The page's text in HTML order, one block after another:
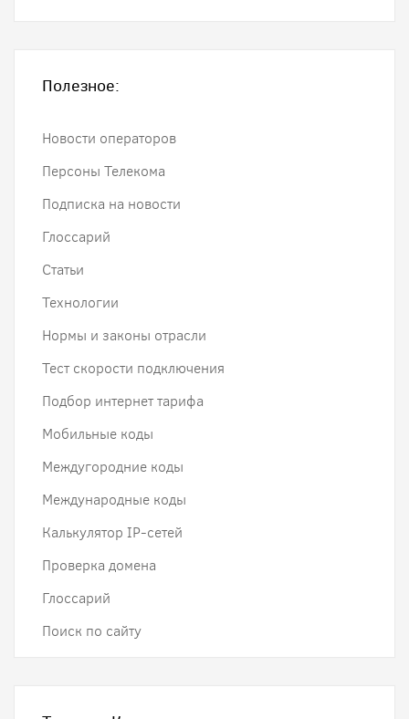
Полезное:
Новости операторов
Персоны Телекома
Подписка на новости
Глоссарий
Статьи
Технологии
Нормы и законы отрасли
Тест скорости подключения
Подбор интернет тарифа
Мобильные коды
Междугородние коды
Международные коды
Калькулятор IP-сетей
Проверка домена
Глоссарий
Поиск по сайту